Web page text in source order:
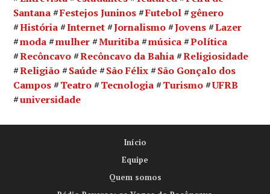
Santana
Festejos Juninos Futebol
gênero
História
Internet Jornalismo Jovens
Lazer
moda
mulher Muritiba música
Política
Recôncavo
Recôncavo da Bahia
Religiosidade
Religião
Saúde São Félix
São Gonçalo dos
Campos
Teatro Tecnologia Turismo
UFRB
universidade
Início
Equipe
Quem somos